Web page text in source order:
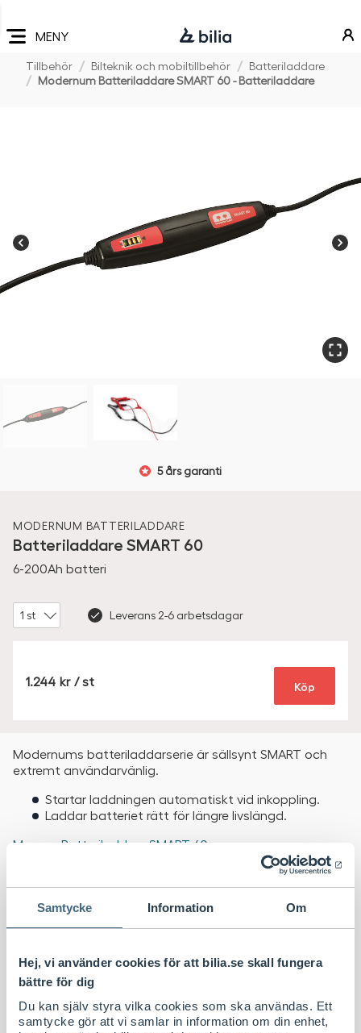
Samtycke Information Om
Hej, vi använder cookies för att bilia.se skall fungera
bättre för dig
Du kan själv styra vilka cookies som ska användas. Ett
samtycke gör att vi samlar in information om din enhet,
huvudmeny
innehåll
sidfot MENY
Tillbehör Bilteknik och mobiltillbehör
Batteriladdare
Modernum Batteriladdare SMART 60 - Batteriladdare
Föregående
5 års garanti
MODERNUM BATTERILADDARE
Batteriladdare SMART 60
6-200Ah batteri
Leverans 2-6 arbetsdagar
1.244 SEK/ st Köp
Modernums batteriladdarserie är sällsynt SMART och
extremt användarvänlig.
Startar laddningen automatiskt vid inkoppling.
Laddar batteriet rätt för längre livslängd.
Mer om Batteriladdare SMART 60
Smarta tillval
SMART Sensor
304 S / st